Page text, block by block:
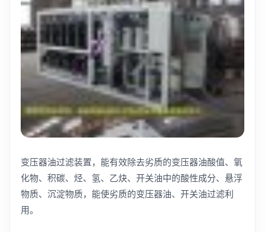
变压器油过滤装置，能有效除去劣质的变压器油酸值、氧
化物、积碳、烃、氢、乙炔、开关油中的酸性成分、悬浮
物质、沉淀物质，能使劣质的变压器油、开关油过滤利
用。